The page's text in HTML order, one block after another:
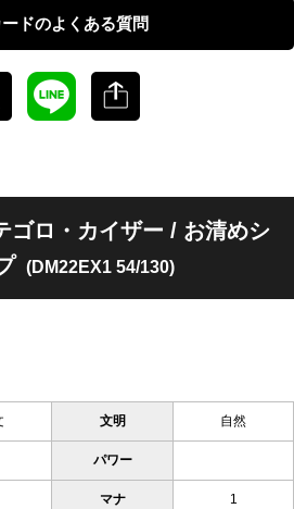
ドのよくある質問
ゴロ・カイザー / お清めシ
(DM22EX1 54/130)
文明 自然
パワー
マナ 1